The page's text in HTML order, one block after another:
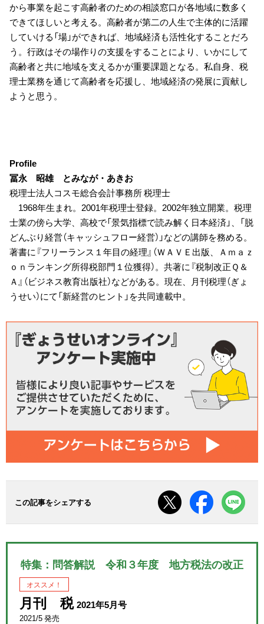
から事業を起こす高齢者のための相談窓口が各地域に数多く
できてほしいと考える。高齢者が第二の人生で主体的に活躍
していける「場」ができれば、地域経済も活性化することだろ
う。行政はその場作りの支援をすることにより、いかにして
高齢者と共に地域を支えるかが重要課題となる。私自身、税
理士業務を通じて高齢者を応援し、地域経済の発展に貢献し
ようと思う。
Profile
冨永 昭雄 とみなが・あきお
税理士法人コスモ総合会計事務所 税理士
1968年生まれ。2001年税理士登録。2002年独立開業。税理
士業の傍ら大学、高校で「景気指標で読み解く日本経済」、「脱
どんぶり経営（キャッシュフロー経営）」などの講師を務める。
著書に『フリーランス１年目の経理』（ＷＡＶＥ出版、Ａｍａｚ
ｏｎランキング所得税部門１位獲得）。共著に『税制改正Ｑ＆
Ａ』（ビジネス教育出版社）などがある。現在、月刊税理（ぎょ
うせい）にて「新経営のヒント」を共同連載中。
この記事をシェアする
特集：問答解説 令和３年度 地方税法の改正
オススメ！
月刊 税 2021年5月号
2021/5 発売